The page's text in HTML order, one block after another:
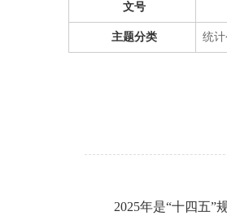
文号
主题分类 统
2025年是“十四五